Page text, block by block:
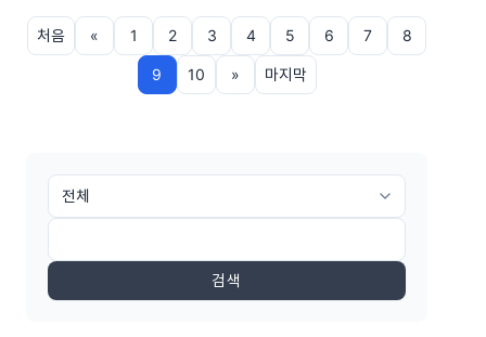
처음 « 1 2 3 4 5 6 7 8
9 10 » 마지막
검색